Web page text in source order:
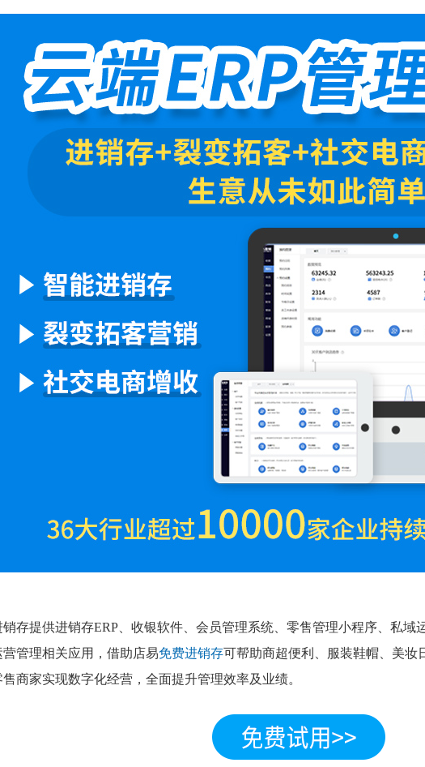
存提供进销存ERP、收银软件、会员管理系统、零售管理小程序、私域
管理相关应用，借助店易免费进销存可帮助商超便利、服装鞋帽、美妆
商家实现数字化经营，全面提升管理效率及业绩。